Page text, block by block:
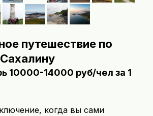
путешествие по
10000-14000 руб/чел за 1
когда вы сами